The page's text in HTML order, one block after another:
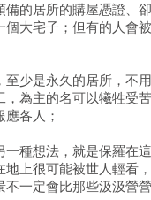
的居所的購屋憑證、
大宅子；但有的人會
少是永久的居所，不
為主的名可以犧牲受
各人；
種想法，就是保羅在
上很可能被世人輕看
一定會比那些汲汲營